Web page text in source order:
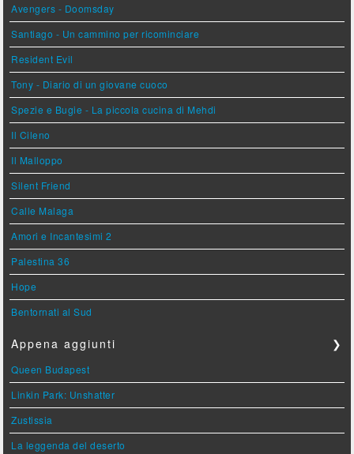
Avengers - Doomsday
Santiago - Un cammino per ricominciare
Resident Evil
Tony - Diario di un giovane cuoco
Spezie e Bugie - La piccola cucina di Mehdi
Il Cileno
Il Malloppo
Silent Friend
Calle Malaga
Amori e Incantesimi 2
Palestina 36
Hope
Bentornati al Sud
Appena aggiunti ❯
Queen Budapest
Linkin Park: Unshatter
Zustissia
La leggenda del deserto